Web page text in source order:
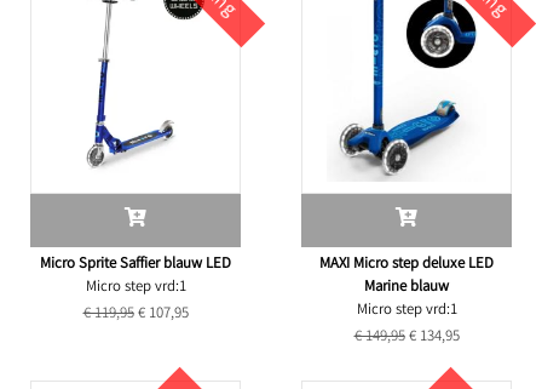
Micro Sprite Saffier blauw LED
Micro step vrd:1
€ 119,95€ 107,95
MAXI Micro step deluxe LED
Marine blauw
Micro step vrd:1
€ 149,95€ 134,95